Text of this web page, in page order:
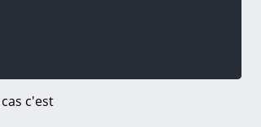
c'est